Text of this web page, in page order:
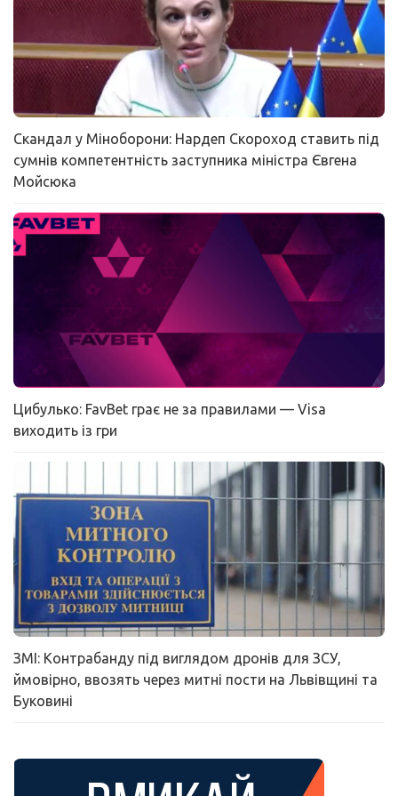
Скандал у Міноборони: Нардеп Скороход ставить під
сумнів компетентність заступника міністра Євгена
Мойсюка
Цибулько: FavBet грає не за правилами — Visa
виходить із гри
ЗМІ: Контрабанду під виглядом дронів для ЗСУ,
ймовірно, ввозять через митні пости на Львівщині та
Буковині